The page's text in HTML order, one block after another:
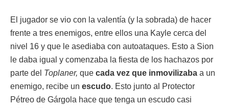
El jugador se vio con la valentía (y la sobrada) de hacer
frente a tres enemigos, entre ellos una Kayle cerca del
nivel 16 y que le asediaba con autoataques. Esto a Sion
le daba igual y comenzaba la fiesta de los hachazos por
parte del Toplaner, que cada vez que inmovilizaba a un
enemigo, recibe un escudo. Esto junto al Protector
Pétreo de Gárgola hace que tenga un escudo casi